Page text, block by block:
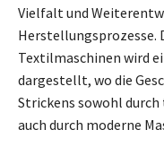
Vielfalt und
Herstellungsprozesse.
Textilmaschinen wird
dargestellt, wo die
Strickens sowohl
auch durch moderne